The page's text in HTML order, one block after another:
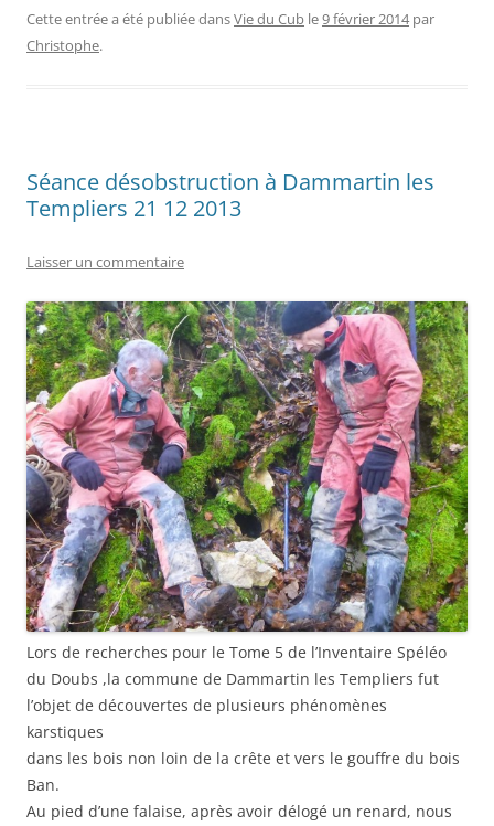
Cette entrée a été publiée dansVie du Cub le9 février 2014 par
Christophe.
Séance désobstruction à Dammartin les
Templiers 21 12 2013
Laisser un commentaire
Lors de recherches pour le Tome 5 de l’Inventaire Spéléo
du Doubs ,la commune de Dammartin les Templiers fut
l’objet de découvertes de plusieurs phénomènes
karstiques
dans les bois non loin de la crête et vers le gouffre du bois
Ban.
Au pied d’une falaise, après avoir délogé un renard, nous